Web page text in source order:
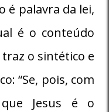
é palavra da lei,
é o conteúdo
traz o sintético e
“Se, pois, com
Jesus é o